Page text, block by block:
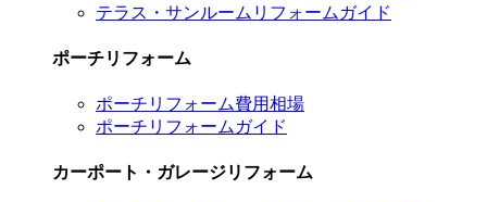
テラス・サンルームリフォームガイド
ポーチリフォーム
ポーチリフォーム費用相場
ポーチリフォームガイド
カーポート・ガレージリフォーム